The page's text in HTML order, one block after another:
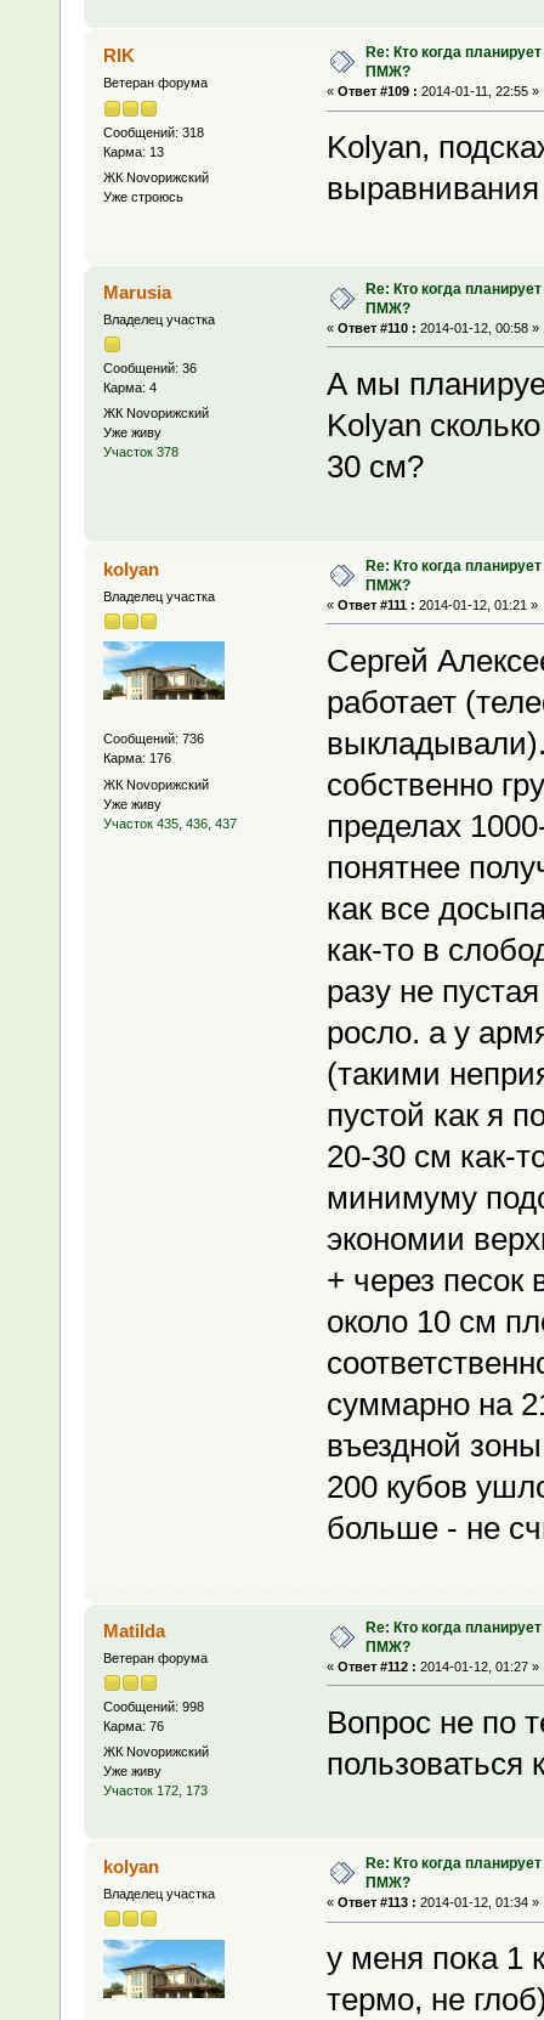
RIK
Ветеран форума
Сообщений: 318
Карма: 13
ЖК Novoрижский
Уже строюсь
Re: Кто когда
ПМЖ?
« Ответ #109 : 2014-01-11, 22:55 »
Kolyan,
выравнивания
Marusia
Владелец участка
Сообщений: 36
Карма: 4
ЖК Novoрижский
Уже живу
Участок 378
Re: Кто когда
ПМЖ?
« Ответ #110 : 2014-01-12, 00:58 »
А мы
Kolyan
30 см?
kolyan
Владелец участка
Сообщений: 736
Карма: 176
ЖК Novoрижский
Уже живу
Участок 435, 436, 437
Re: Кто когда
ПМЖ?
« Ответ #111 : 2014-01-12, 01:21 »
Сергей
работает
собственно
пределах
понятнее
как все
как-то в
разу не
росло. а у
(такими
пустой как я
20-30 см как-
минимуму
экономии
+ через песок
около 10 см
суммарно на
въездной
200 кубов
больше - не
Matilda
Ветеран форума
Сообщений: 998
Карма: 76
ЖК Novoрижский
Уже живу
Участок 172, 173
Re: Кто когда
ПМЖ?
« Ответ #112 : 2014-01-12, 01:27 »
Вопрос не по
пользоваться
kolyan
Владелец участка
Re: Кто когда
ПМЖ?
« Ответ #113 : 2014-01-12, 01:34 »
у меня пока 1
термо, не